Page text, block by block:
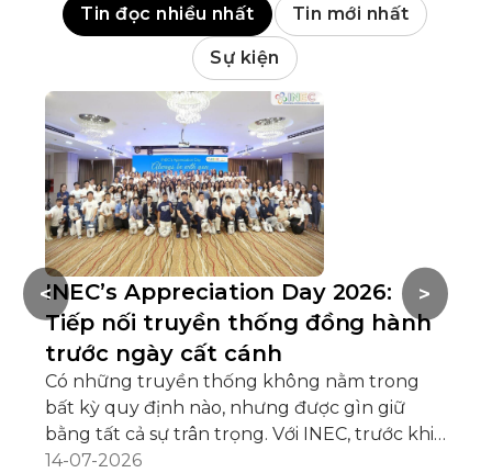
Tin đọc nhiều nhất Tin mới nhất
Sự kiện
INEC’s Appreciation Day 2026:
Tiếp nối truyền thống đồng hành
trước ngày cất cánh
Có những truyền thống không nằm trong
bất kỳ quy định nào, nhưng được gìn giữ
bằng tất cả sự trân trọng. Với INEC, trước khi
hàng trăm học sinh chính thức cất cánh cho
14-07-2026
>
<